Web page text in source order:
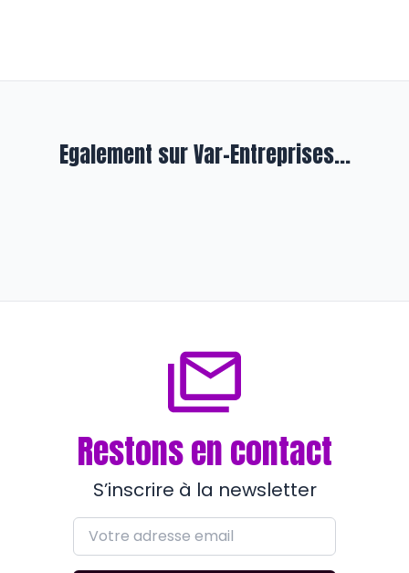
Egalement sur Var-Entreprises...
Restons en contact
S’inscrire à la newsletter